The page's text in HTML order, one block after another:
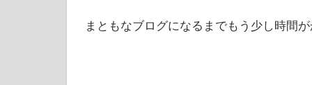
まともなブログになるまでもう少し時間が